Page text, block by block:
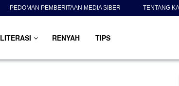
PEDOMAN PEMBERITAAN MEDIA SIBER TENTANG
LITERASI RENYAH TIPS